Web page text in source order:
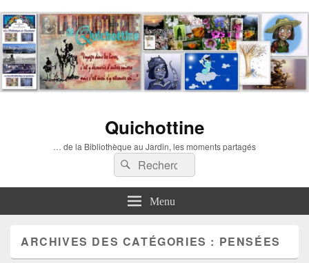
Quichottine
… de la Bibliothèque au Jardin, les moments partagés
Recherche :
Rechercher
Menu
ARCHIVES DES CATÉGORIES : PENSÉES